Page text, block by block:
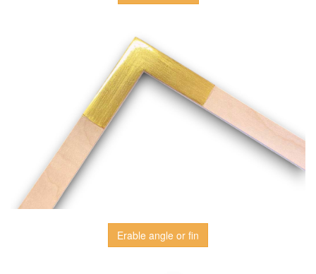
Erable angle or fin